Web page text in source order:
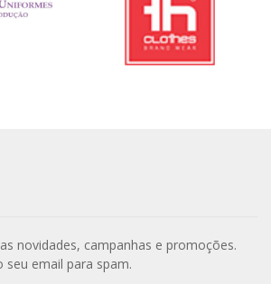
novidades, campanhas e promoções.
email para spam.